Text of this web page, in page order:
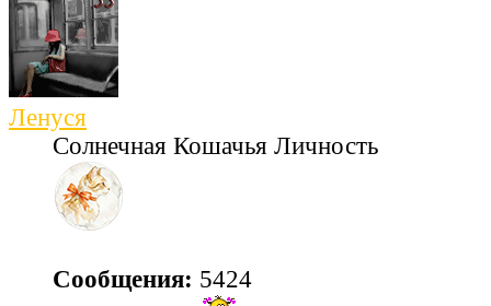
Ленуся
Солнечная Кошачья Личность
Сообщения: 5424